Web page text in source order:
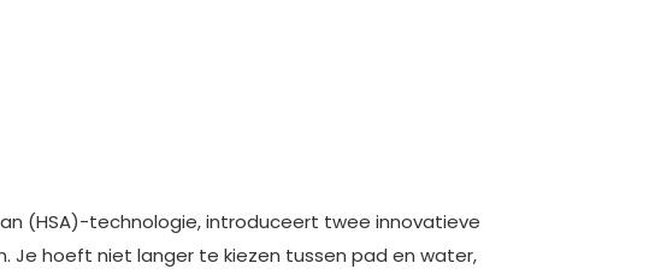
(HSA)-technologie, introduceert twee innovatieve
Je hoeft niet langer te kiezen tussen pad en water,